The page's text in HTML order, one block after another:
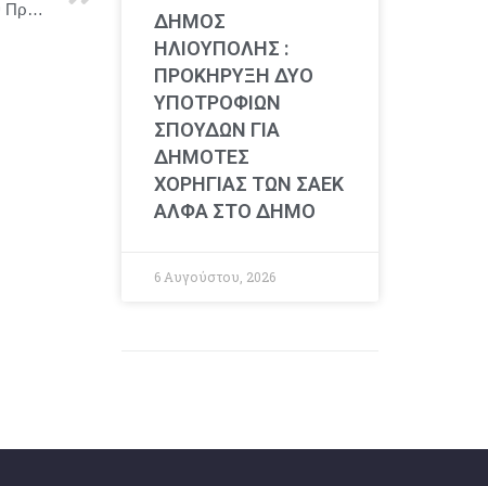
Συνάντηση του Πρωθυπουργού Κ. Μητσοτάκη με την Πρόεδρο της Βουλής των Αντιπροσώπων της Κύπρου και Πρόεδρο του Δημοκρατικού Συναγερμού Αννίτα Δημητρίου
ΔΗΜΟΣ
ΗΛΙΟΥΠΟΛΗΣ :
ΠΡΟΚΗΡΥΞΗ ΔΥΟ
ΥΠΟΤΡΟΦΙΩΝ
ΣΠΟΥΔΩΝ ΓΙΑ
ΔΗΜΟΤΕΣ
ΧΟΡΗΓΙΑΣ ΤΩΝ ΣΑΕΚ
ΑΛΦΑ ΣΤΟ ΔΗΜΟ
6 Αυγούστου, 2026